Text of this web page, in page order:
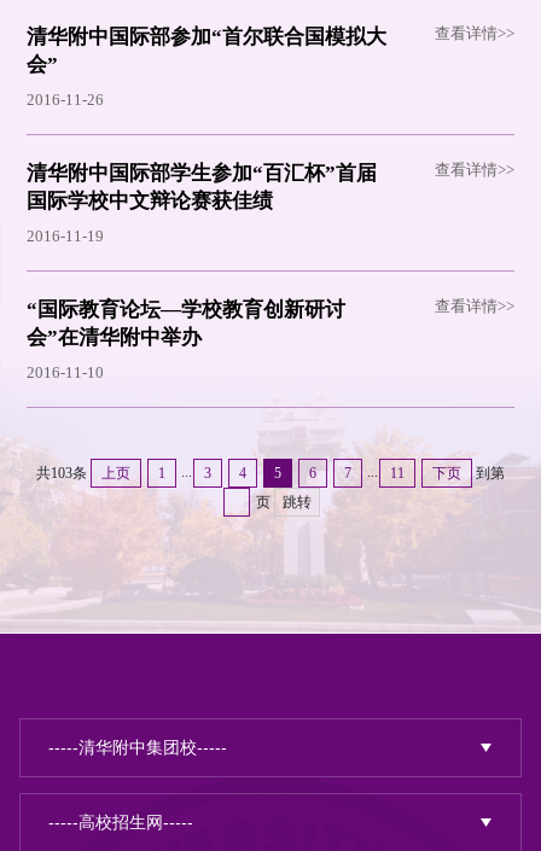
清华附中国际部参加“首尔联合国模拟大
会”
查看详情>>
2016-11-26
清华附中国际部学生参加“百汇杯”首届
国际学校中文辩论赛获佳绩
查看详情>>
2016-11-19
“国际教育论坛—学校教育创新研讨
会”在清华附中举办
查看详情>>
2016-11-10
共103条 上页 1 ... 3 4 5 6 7 ... 11 下页
到第
页
跳转